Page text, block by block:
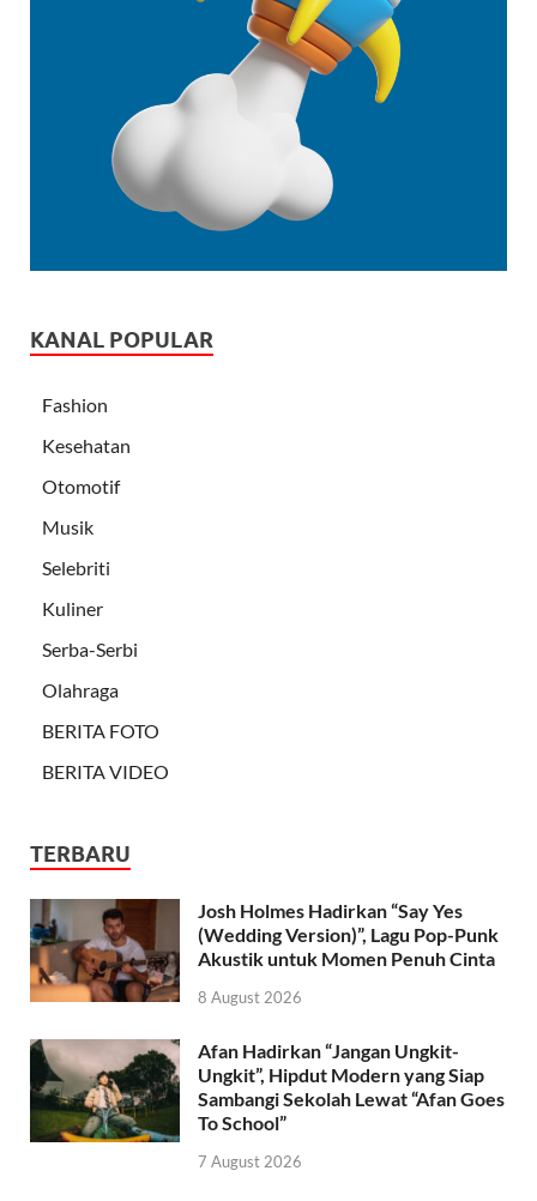
KANAL POPULAR
Fashion
Kesehatan
Otomotif
Musik
Selebriti
Kuliner
Serba-Serbi
Olahraga
BERITA FOTO
BERITA VIDEO
TERBARU
Josh Holmes Hadirkan “Say Yes
(Wedding Version)”, Lagu Pop-Punk
Akustik untuk Momen Penuh Cinta
8 August 2026
Afan Hadirkan “Jangan Ungkit-
Ungkit”, Hipdut Modern yang Siap
Sambangi Sekolah Lewat “Afan Goes
To School”
7 August 2026